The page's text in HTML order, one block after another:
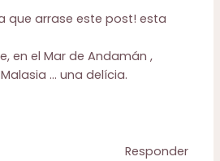
que arrase este post! esta
en el Mar de Andamán ,
… una delícia.
Responder